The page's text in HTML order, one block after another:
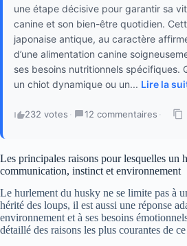
une étape décisive pour garantir sa
canine et son bien-être quotidien.
japonaise antique, au caractère
d’une alimentation canine
ses besoins nutritionnels spécifiques.
un chiot dynamique ou un... Lire la
232 votes · 12 commentaires ·
Les principales raisons pour lesquelles un
communication, instinct et environnement
Le hurlement du husky ne se limite pas à
hérité des loups, il est aussi une réponse
environnement et à ses besoins
détaillé des raisons les plus courantes de